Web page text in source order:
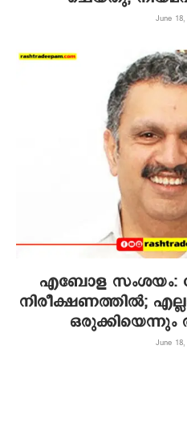
June
എബോള സംശയം:
നിരീക്ഷണത്തിൽ;
ഒരുക്കിയെന്നും
June